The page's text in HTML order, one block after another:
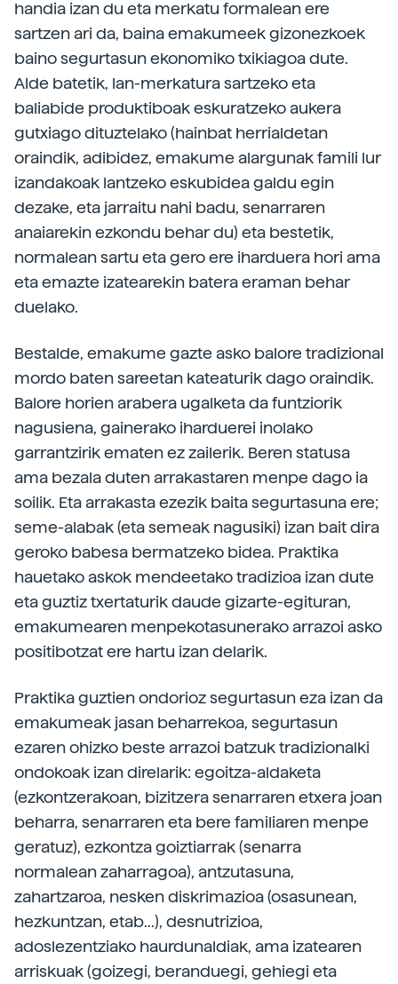
handia izan du eta merkatu formalean ere
sartzen ari da, baina emakumeek gizonezkoek
baino segurtasun ekonomiko txikiagoa dute.
Alde batetik, lan-merkatura sartzeko eta
baliabide produktiboak eskuratzeko aukera
gutxiago dituztelako (hainbat herrialdetan
oraindik, adibidez, emakume alargunak famili lur
izandakoak lantzeko eskubidea galdu egin
dezake, eta jarraitu nahi badu, senarraren
anaiarekin ezkondu behar du) eta bestetik,
normalean sartu eta gero ere iharduera hori ama
eta emazte izatearekin batera eraman behar
duelako.
Bestalde, emakume gazte asko balore tradizional
mordo baten sareetan kateaturik dago oraindik.
Balore horien arabera ugalketa da funtziorik
nagusiena, gainerako iharduerei inolako
garrantzirik ematen ez zailerik. Beren statusa
ama bezala duten arrakastaren menpe dago ia
soilik. Eta arrakasta ezezik baita segurtasuna ere;
seme-alabak (eta semeak nagusiki) izan bait dira
geroko babesa bermatzeko bidea. Praktika
hauetako askok mendeetako tradizioa izan dute
eta guztiz txertaturik daude gizarte-egituran,
emakumearen menpekotasunerako arrazoi asko
positibotzat ere hartu izan delarik.
Praktika guztien ondorioz segurtasun eza izan da
emakumeak jasan beharrekoa, segurtasun
ezaren ohizko beste arrazoi batzuk tradizionalki
ondokoak izan direlarik: egoitza-aldaketa
(ezkontzerakoan, bizitzera senarraren etxera joan
beharra, senarraren eta bere familiaren menpe
geratuz), ezkontza goiztiarrak (senarra
normalean zaharragoa), antzutasuna,
zahartzaroa, nesken diskrimazioa (osasunean,
hezkuntzan, etab...), desnutrizioa,
adoslezentziako haurdunaldiak, ama izatearen
arriskuak (goizegi, beranduegi, gehiegi eta